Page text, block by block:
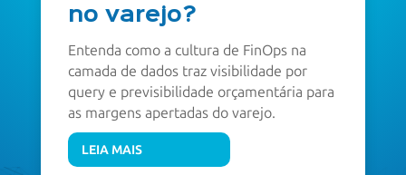
no varejo?
Entenda como a cultura de FinOps na
camada de dados traz visibilidade por
query e previsibilidade orçamentária para
as margens apertadas do varejo.
LEIA MAIS